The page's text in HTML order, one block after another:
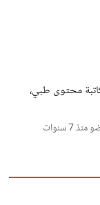
محتوى طبي،
منذ7 سنوات